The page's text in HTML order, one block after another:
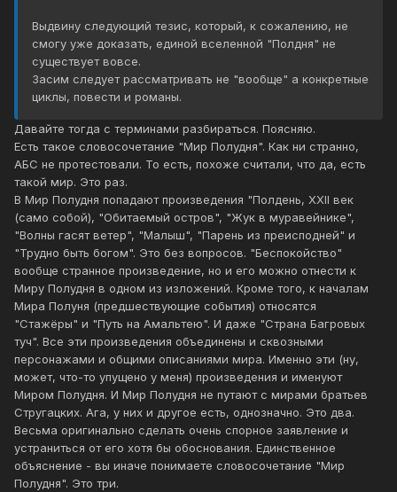
Выдвину следующий тезис, который, к сожалению, не
смогу уже доказать, единой вселенной "Полдня" не
существует вовсе.
Засим следует рассматривать не "вообще" а конкретные
циклы, повести и романы.
Давайте тогда с терминами разбираться. Поясняю.
Есть такое словосочетание "Мир Полудня". Как ни странно,
АБС не протестовали. То есть, похоже считали, что да, есть
такой мир. Это раз.
В Мир Полудня попадают произведения "Полдень, XXII век
(само собой), "Обитаемый остров", "Жук в муравейнике",
"Волны гасят ветер", "Малыш", "Парень из преисподней" и
"Трудно быть богом". Это без вопросов. "Беспокойство"
вообще странное произведение, но и его можно отнести к
Миру Полудня в одном из изложений. Кроме того, к началам
Мира Полуня (предшествующие события) относятся
"Стажёры" и "Путь на Амальтею". И даже "Страна Багровых
туч". Все эти произведения объединены и сквозными
персонажами и общими описаниями мира. Именно эти (ну,
может, что-то упущено у меня) произведения и именуют
Миром Полудня. И Мир Полудня не путают с мирами братьев
Стругацких. Ага, у них и другое есть, однозначно. Это два.
Весьма оригинально сделать очень спорное заявление и
устраниться от его хотя бы обоснования. Единственное
объяснение - вы иначе понимаете словосочетание "Мир
Полудня". Это три.